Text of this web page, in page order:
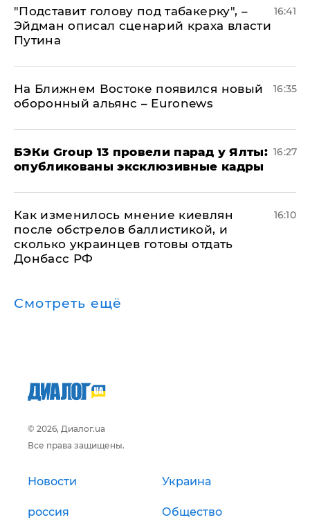
​"Подставит голову под табакерку", –
Эйдман описал сценарий краха власти
Путина
16:41
На Ближнем Востоке появился новый
оборонный альянс – Euronews
16:35
​БЭКи Group 13 провели парад у Ялты:
опубликованы эксклюзивные кадры
16:27
Как изменилось мнение киевлян
после обстрелов баллистикой, и
сколько украинцев готовы отдать
Донбасс РФ
16:10
Смотреть ещё
© 2026, Диалог.ua
Все права защищены.
Новости Украина
россия Общество